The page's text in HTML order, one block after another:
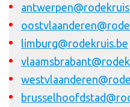
limburg@rodekruis.be